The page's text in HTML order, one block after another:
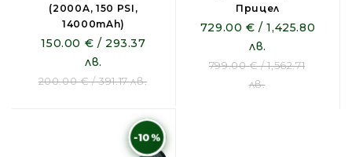
(2000A, 150 PSI,
14000mAh)
150.00 € / 293.37
лв.
200.00 € / 391.17 лв.
Прицел
729.00 € / 1,425.80
лв.
799.00 € / 1,562.71
лв.
-10%